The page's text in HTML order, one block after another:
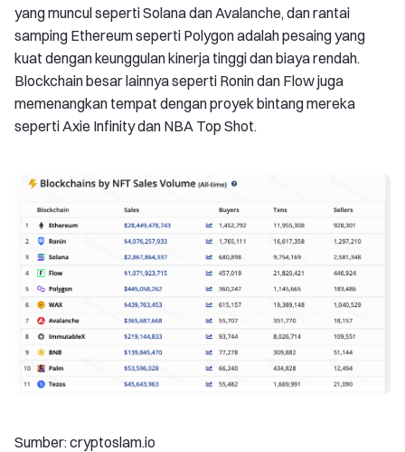
yang muncul seperti Solana dan Avalanche, dan rantai
samping Ethereum seperti Polygon adalah pesaing yang
kuat dengan keunggulan kinerja tinggi dan biaya rendah.
Blockchain besar lainnya seperti Ronin dan Flow juga
memenangkan tempat dengan proyek bintang mereka
seperti Axie Infinity dan NBA Top Shot.
Sumber: cryptoslam.io